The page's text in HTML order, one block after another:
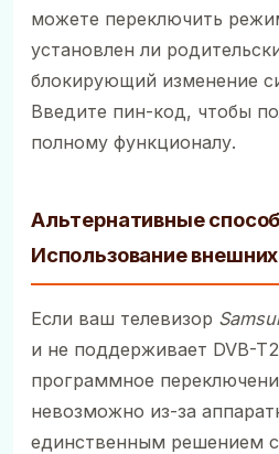
можете переключить
установлен ли
блокирующий изменение
Введите пин-код, чтобы
полному функционалу.
Альтернативные
Использование
Если ваш телевизор
и не поддерживает DVB-
программное
невозможно из-за
единственным решением